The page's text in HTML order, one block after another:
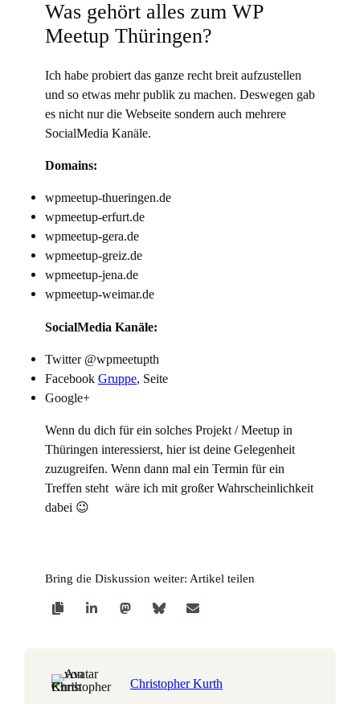
Was gehört alles zum WP
Meetup Thüringen?
Ich habe probiert das ganze recht breit aufzustellen
und so etwas mehr publik zu machen. Deswegen gab
es nicht nur die Webseite sondern auch mehrere
SocialMedia Kanäle.
Domains:
wpmeetup-thueringen.de
wpmeetup-erfurt.de
wpmeetup-gera.de
wpmeetup-greiz.de
wpmeetup-jena.de
wpmeetup-weimar.de
SocialMedia Kanäle:
Twitter @wpmeetupth
Facebook Gruppe, Seite
Google+
Wenn du dich für ein solches Projekt / Meetup in
Thüringen interessierst, hier ist deine Gelegenheit
zuzugreifen. Wenn dann mal ein Termin für ein
Treffen steht wäre ich mit großer Wahrscheinlichkeit
dabei 😉
Bring die Diskussion weiter: Artikel teilen
Christopher Kurth